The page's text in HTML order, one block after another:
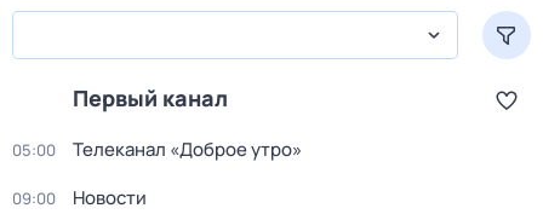
Первый канал
05:00 Телеканал «Доброе утро»
09:00 Новости